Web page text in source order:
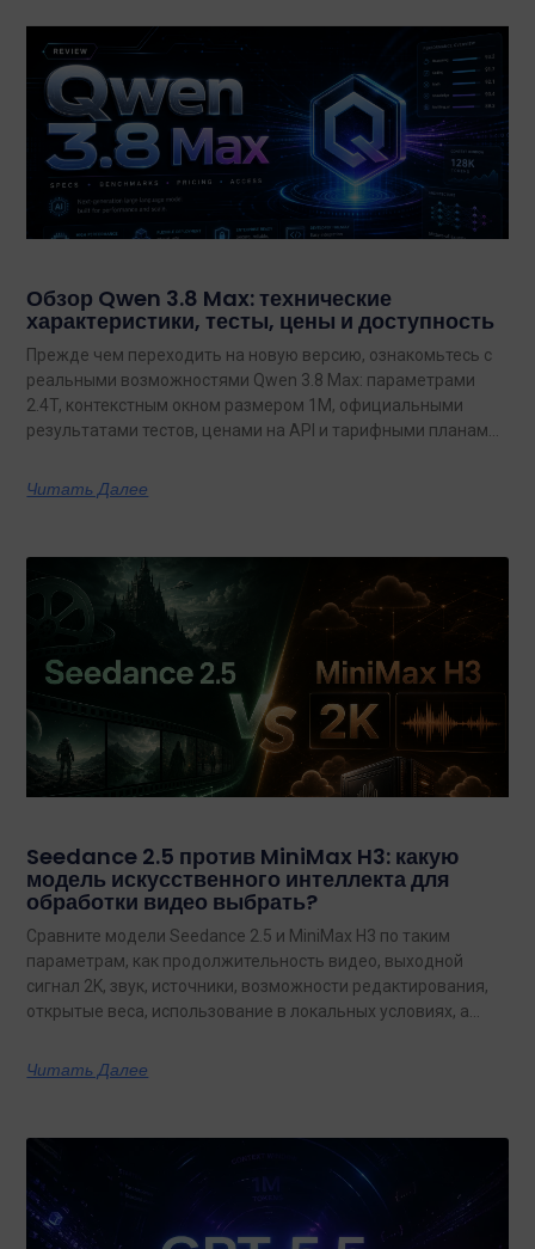
Обзор Qwen 3.8 Max: технические
характеристики, тесты, цены и доступность
Прежде чем переходить на новую версию, ознакомьтесь с
реальными возможностями Qwen 3.8 Max: параметрами
2.4T, контекстным окном размером 1M, официальными
результатами тестов, ценами на API и тарифными планами
Читать Далее
Seedance 2.5 против MiniMax H3: какую
модель искусственного интеллекта для
обработки видео выбрать?
Сравните модели Seedance 2.5 и MiniMax H3 по таким
параметрам, как продолжительность видео, выходной
сигнал 2K, звук, источники, возможности редактирования,
открытые веса, использование в локальных условиях, а
конкретных задач на сегодняшний день.
Читать Далее